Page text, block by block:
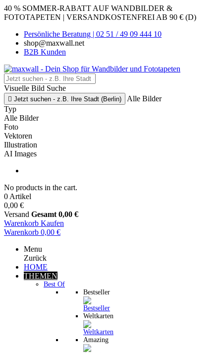
40 % SOMMER-RABATT AUF WANDBILDER &
FOTOTAPETEN | VERSANDKOSTENFREI AB 90 € (D)
Persönliche Beratung | 02 51 / 49 09 444 10
shop@maxwall.net
B2B Kunden
Visuelle Bild Suche
 Jetzt suchen - z.B. Ihre Stadt (Berlin)
Alle Bilder
Typ
Alle Bilder
Foto
Vektoren
Illustration
AI Images
No products in the cart.
0 Artikel
0,00 €
Versand Gesamt 0,00 €
Warenkorb Kaufen
Warenkorb 0,00 €
Menu
Zurück
HOME
THEMEN
Best Of
Bestseller
Weltkarten
Amazing